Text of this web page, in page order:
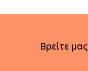
Βρείτε μας